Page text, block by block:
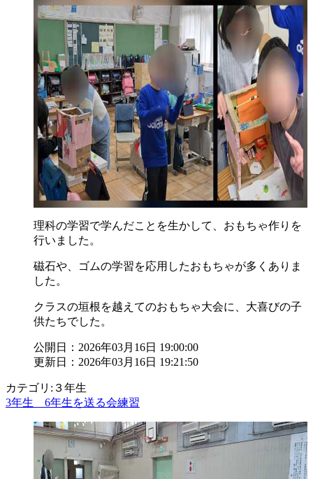
理科の学習で学んだことを生かして、おもちゃ作りを
行いました。
磁石や、ゴムの学習を応用したおもちゃが多くありま
した。
クラスの垣根を越えてのおもちゃ大会に、大喜びの子
供たちでした。
公開日：2026年03月16日 19:00:00
更新日：2026年03月16日 19:21:50
カテゴリ:３年生
3年生 6年生を送る会練習